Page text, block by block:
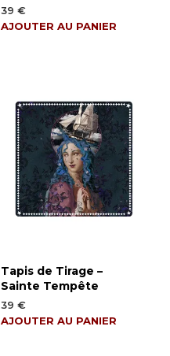
39 €
AJOUTER AU PANIER
Tapis de Tirage –
Sainte Tempête
39 €
AJOUTER AU PANIER